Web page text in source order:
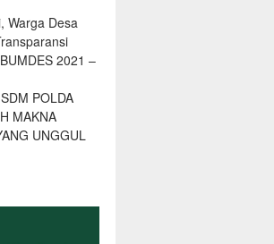
Warga Desa
2021 –
POLDA
MAKNA
UNGGUL